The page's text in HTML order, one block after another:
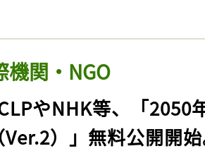
機関・NGO
やNHK等、「2050
）」無料公開開